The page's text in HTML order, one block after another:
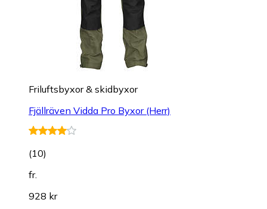
Friluftsbyxor & skidbyxor
Fjällräven Vidda Pro Byxor (Herr)
(10)
fr.
928 kr